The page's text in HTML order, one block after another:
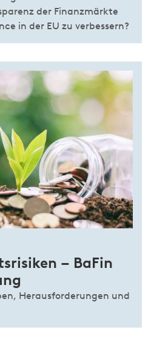
der Finanzmärkte
in der EU zu verbessern?
– BaFin
Herausforderungen und